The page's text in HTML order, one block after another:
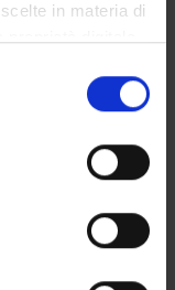
in materia di
in qualsiasi
o facendo clic
posizione
di qualche
SUPERIORE